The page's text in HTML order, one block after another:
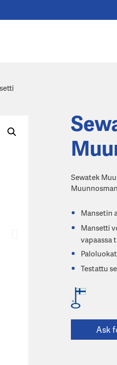
Sewatek
Mansetin
Mansetti
vapaassa
Testattu
Ask